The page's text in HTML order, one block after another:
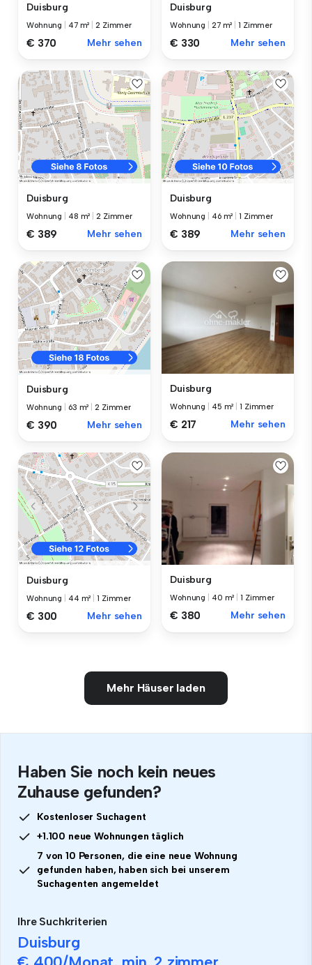
Duisburg
Wohnung 47 m² |2 Zimmer
€ 370 Mehr sehen
Duisburg
Wohnung 27 m² |1 Zimmer
€ 330 Mehr sehen
Duisburg
Wohnung 48 m² |2 Zimmer
€ 389 Mehr sehen
Duisburg
Wohnung 46 m² |1 Zimmer
€ 389 Mehr sehen
Duisburg
Wohnung 63 m² |2 Zimmer
€ 390 Mehr sehen
Duisburg
Wohnung 45 m² |1 Zimmer
€ 217 Mehr sehen
Duisburg
Wohnung 44 m² |1 Zimmer
€ 300 Mehr sehen
Duisburg
Wohnung 40 m² |1 Zimmer
€ 380 Mehr sehen
Mehr Häuser laden
Haben Sie noch kein neues
Zuhause gefunden?
Kostenloser Suchagent
+1.100 neue Wohnungen täglich
7 von 10 Personen, die eine neue Wohnung
gefunden haben, haben sich bei unserem
Suchagenten angemeldet
Ihre Suchkriterien
Duisburg